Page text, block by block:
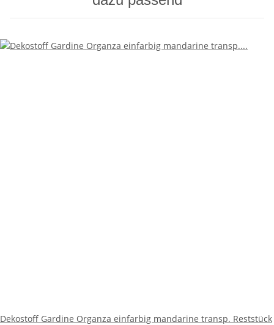
Dekostoff Gardine Organza einfarbig mandarine transp. Reststück